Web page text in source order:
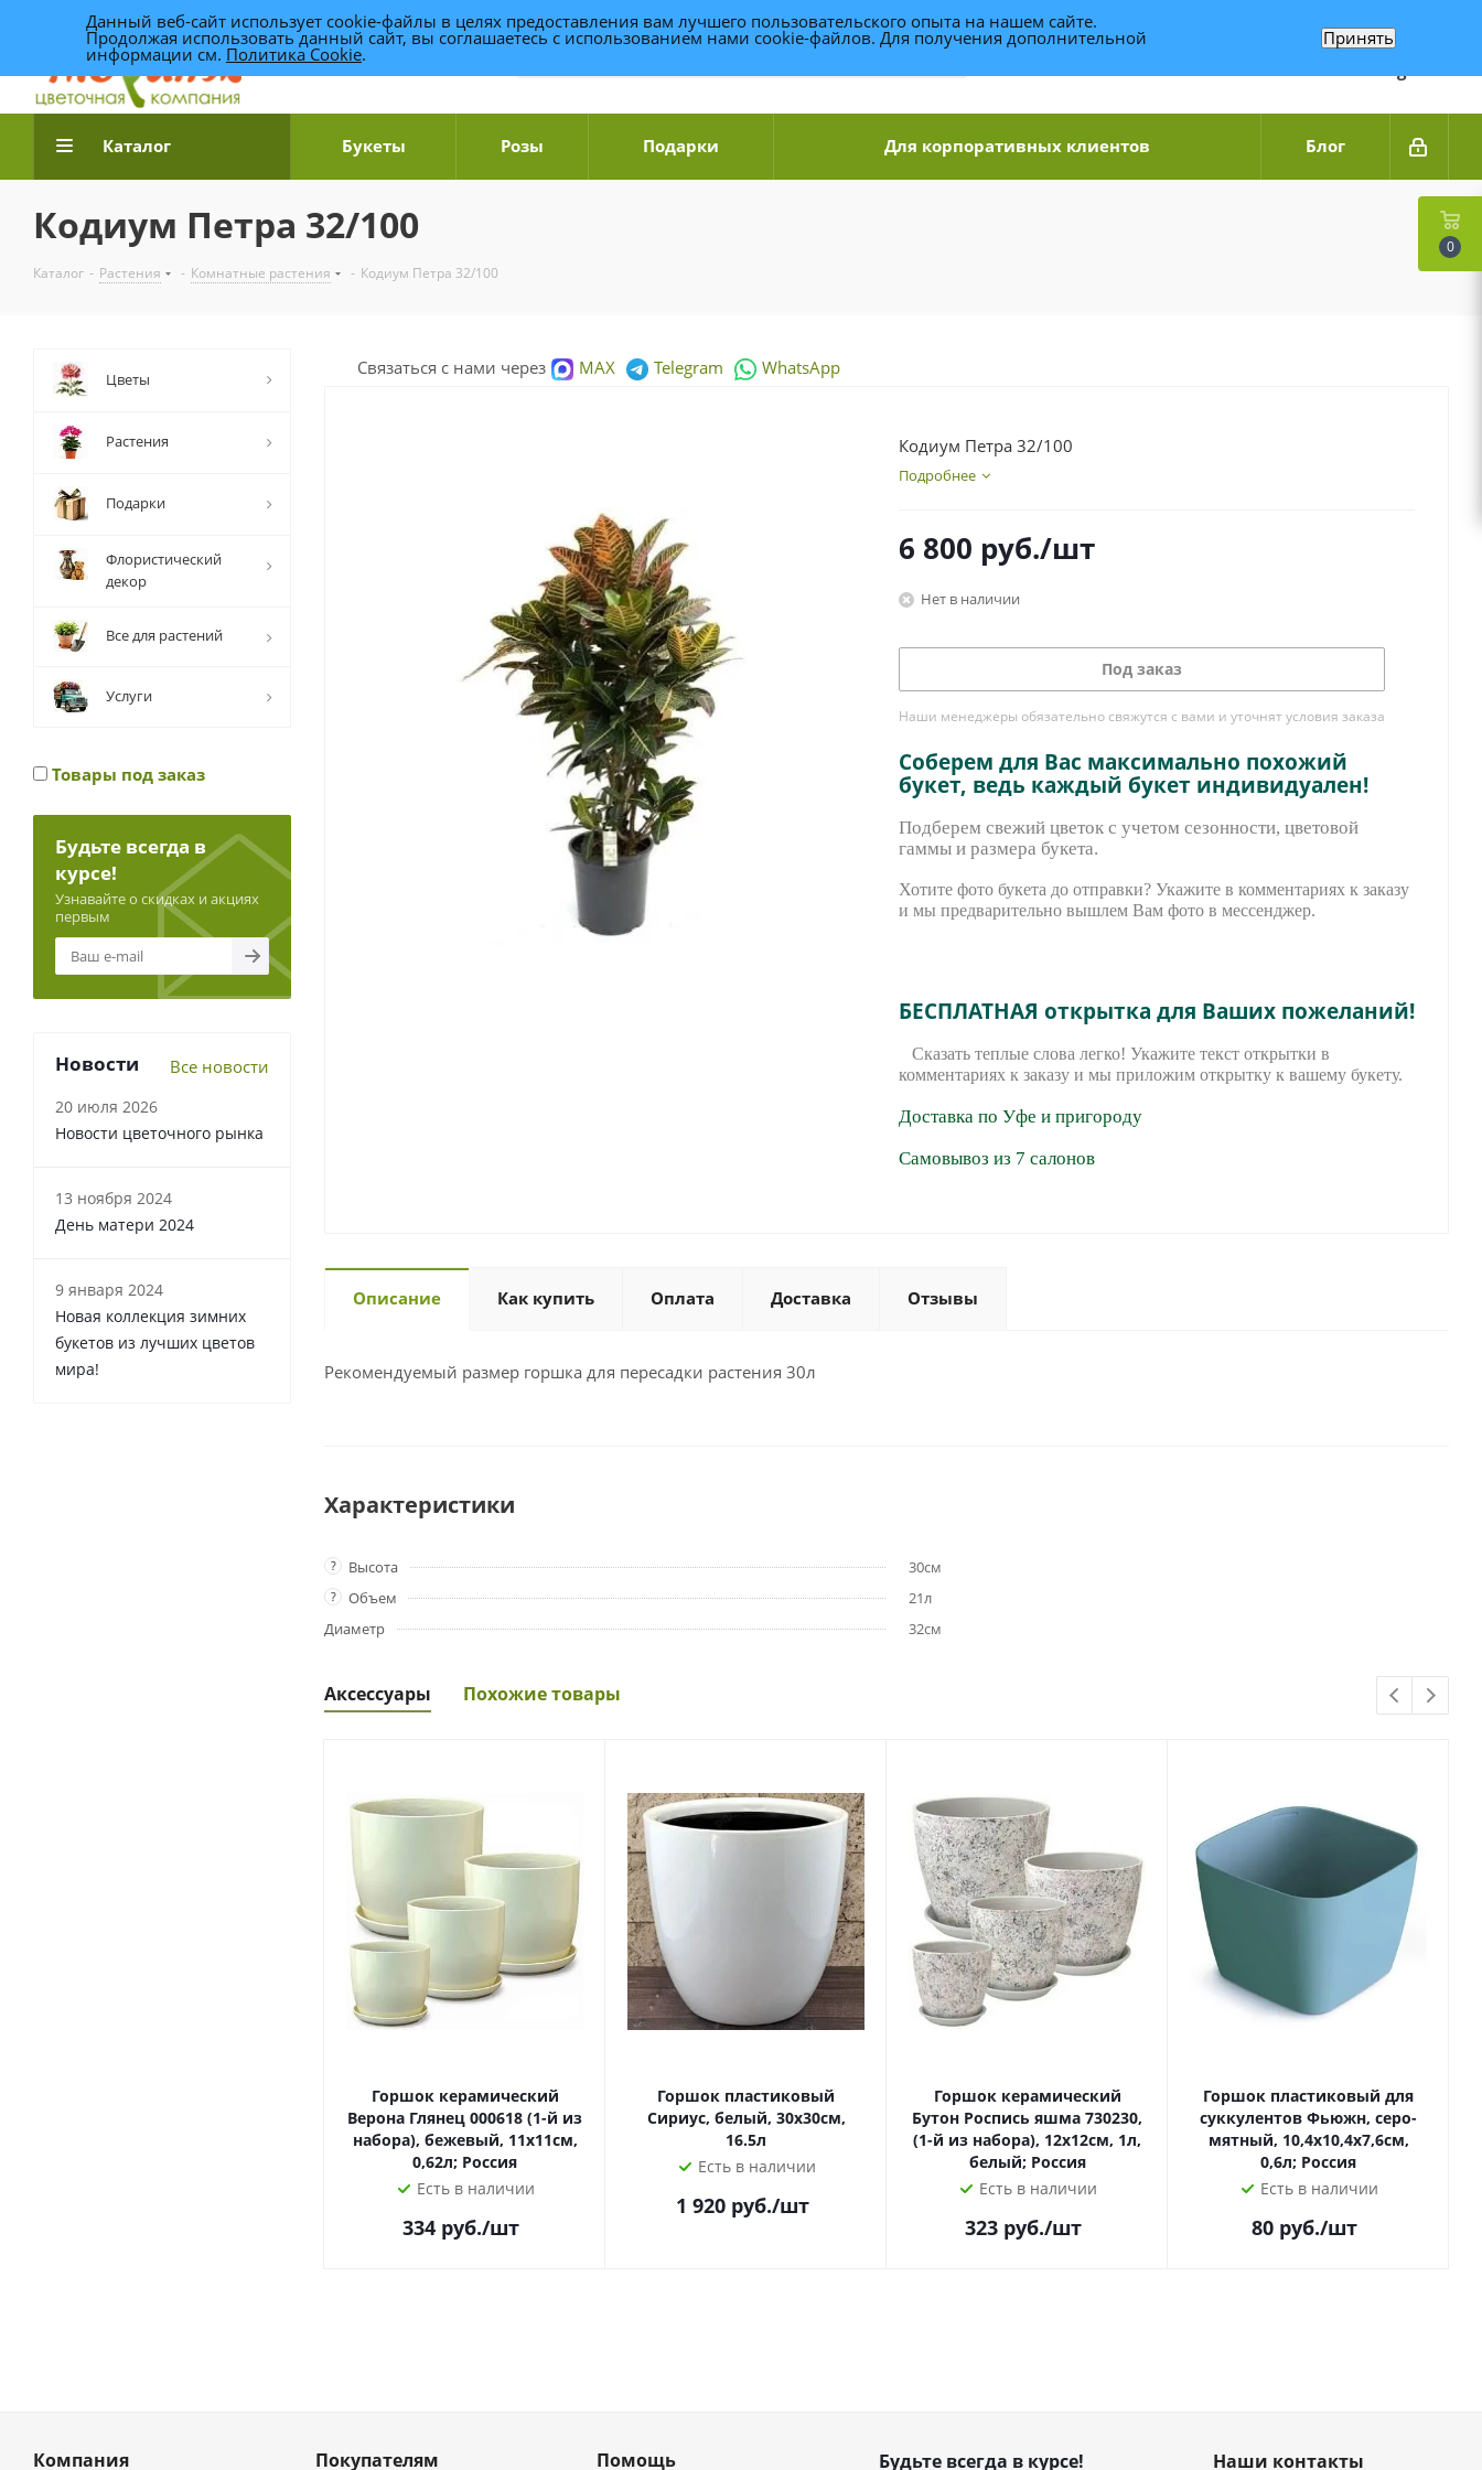
Доставка цветов по Уфе +7 (989) 95-14-014
Связаться по WhatsApp
Каталог Букеты Розы Подарки Для корпоративных клиентов Блог
Кодиум Петра 32/100
Каталог - Растения - Комнатные растения - Кодиум Петра 32/100
Связаться с нами через MAX Telegram WhatsApp
Кодиум Петра 32/100
Подробнее
6 800 руб./шт
Нет в наличии
Под заказ
Наши менеджеры обязательно свяжутся с вами и уточнят условия заказа
Соберем для Вас максимально похожий
букет, ведь каждый букет индивидуален!
Подберем свежий цветок с учетом сезонности, цветовой
гаммы и размера букета.
Хотите фото букета до отправки? Укажите в комментариях к заказу
и мы предварительно вышлем Вам фото в мессенджер.
БЕСПЛАТНАЯ открытка для Ваших пожеланий!
Сказать теплые слова легко! Укажите текст открытки в
комментариях к заказу и мы приложим открытку к вашему букету.
Доставка по Уфе и пригороду
Самовывоз из 7 салонов
Описание Как купить Оплата Доставка Отзывы
Рекомендуемый размер горшка для пересадки растения 30л
Характеристики
? Высота 30см
? Объем
21л
Диаметр
32см
Аксессуары Похожие товары
Горшок керамический
Верона Глянец 000618 (1-й из
набора), бежевый, 11х11см,
0,62л; Россия
Есть в наличии
334 руб./шт
Горшок пластиковый
Сириус, белый, 30х30см,
16.5л
Есть в наличии
1 920руб./шт
Горшок керамический
Бутон Роспись яшма 730230,
(1-й из набора), 12х12см, 1л,
белый; Россия
Есть в наличии
323 руб./шт
Горшок пластиковый для
суккулентов Фьюжн, серо-
мятный, 10,4х10,4х7,6см,
0,6л; Россия
Есть в наличии
80 руб./шт
Цветы
Растения
Подарки
Флористический
декор
Все для растений
Услуги
Товары под заказ
Будьте всегда в
курсе!
Узнавайте о скидках и акциях
первым
Новости Все новости
20 июля 2026
Новости цветочного рынка
13 ноября 2024
День матери 2024
9 января 2024
Новая коллекция зимних
букетов из лучших цветов
мира!
Компания Покупателям Помощь Будьте всегда в курсе! Наши контакты
0
Данный веб-сайт использует cookie-файлы в целях предоставления вам лучшего пользовательского опыта на нашем сайте.
Продолжая использовать данный сайт, вы соглашаетесь с использованием нами cookie-файлов. Для получения дополнительной
информации см. Политика Cookie.
Принять